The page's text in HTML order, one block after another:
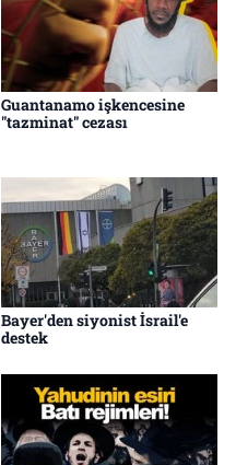
Guantanamo işkencesine
"tazminat" cezası
Bayer'den siyonist İsrail'e
destek